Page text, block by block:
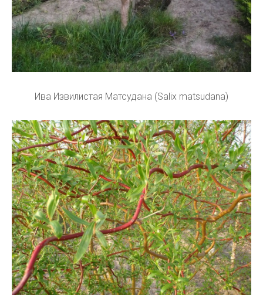
Ива Извилистая Матсудана (Salix matsudana)